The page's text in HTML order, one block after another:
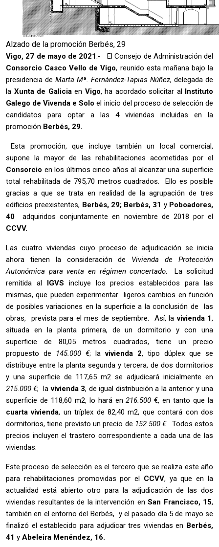
Alzado de la promoción Berbés, 29
Vigo, 27 de mayo de 2021.- El Consejo de Administración del
Consorcio Casco Vello de Vigo, reunido esta mañana bajo la
presidencia de Marta Mª. Fernández-Tapias Núñez, delegada de
la Xunta de Galiciaen Vigo, ha acordado solicitar al Instituto
Galego de Vivenda e Solo el inicio del proceso de selección de
candidatos para optar a las 4 viviendas incluidas en la
promoción Berbés, 29.
Esta promoción, que incluye también un local comercial,
supone la mayor de las rehabilitaciones acometidas por el
Consorcio en los últimos cinco años al alcanzar una superficie
total rehabilitada de 795,70 metros cuadrados. Ello es posible
gracias a que se trata en realidad de la agrupación de tres
edificios preexistentes, Berbés, 29; Berbés, 31 y Poboadores,
40 adquiridos conjuntamente en noviembre de 2018 por el
CCVV.
Las cuatro viviendas cuyo proceso de adjudicación se inicia
ahora tienen la consideración de Vivienda de Protección
Autonómica para venta en régimen concertado. La solicitud
remitida al IGVS incluye los precios establecidos para las
mismas, que pueden experimentar ligeros cambios en función
de posibles variaciones en la superficie a la conclusión de las
obras, prevista para el mes de septiembre. Así, lavivienda 1,
situada en la planta primera, de un dormitorio y con una
superficie de 80,05 metros cuadrados, tiene un precio
propuesto de
145.000 €; lavivienda 2, tipo dúplex que se
distribuye entre la planta segunda y tercera, de dos dormitorios
y una superficie de 117,65 m2 se adjudicará inicialmente en
215.000 €; lavivienda 3, de igual distribución a la anterior y una
superficie de 118,60 m2, lo hará en216.500 €, en tanto que la
cuarta vivienda, un tríplex de 82,40 m2, que contará con dos
dormitorios, tiene previsto un precio de 152.500 €. Todos estos
precios incluyen el trastero correspondiente a cada una de las
viviendas.
Este proceso de selección es el tercero que se realiza este año
para rehabilitaciones promovidas por el CCVV, ya que en la
actualidad está abierto otro para la adjudicación de las dos
viviendas resultantes de la intervención en San Francisco, 15,
también en el entorno del Berbés, y el pasado día 5 de mayo se
finalizó el establecido para adjudicar tres viviendas en Berbés,
41 y Abeleira Menéndez, 16.